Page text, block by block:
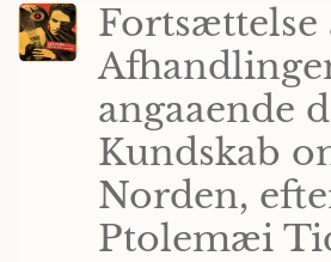
Fortsættelse
angaaende
Kundskab
Norden,
Ptolemæi